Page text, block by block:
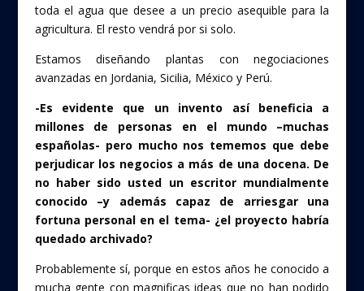
toda el agua que desee a un precio asequible para la
agricultura. El resto vendrá por si solo.
Estamos diseñando plantas con negociaciones
avanzadas en Jordania, Sicilia, México y Perú.
-Es evidente que un invento así beneficia a
millones de personas en el mundo –muchas
españolas- pero mucho nos tememos que debe
perjudicar los negocios a más de una docena. De
no haber sido usted un escritor mundialmente
conocido –y además capaz de arriesgar una
fortuna personal en el tema- ¿el proyecto habría
quedado archivado?
Probablemente sí, porque en estos años he conocido a
mucha gente con magnificas ideas que no han podido